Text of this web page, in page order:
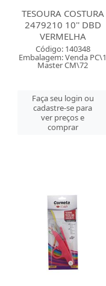
TESOURA COSTURA
2479210 10'' DBD
VERMELHA
Código: 140348
Embalagem: Venda PC\1
Master CM\72
Faça seu login ou
cadastre-se para
ver preços e
comprar